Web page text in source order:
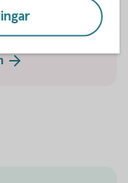
som är bäst för dig